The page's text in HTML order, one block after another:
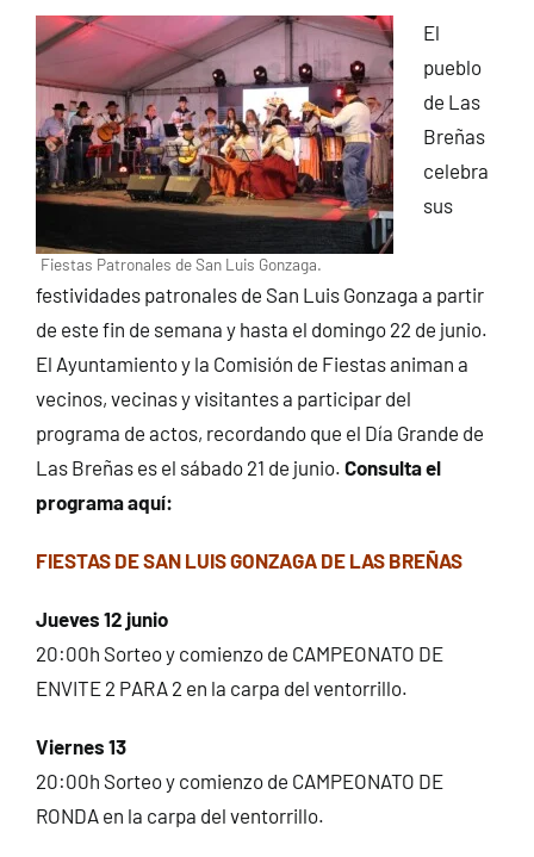
Fiestas Patronales de San Luis Gonzaga.
El
pueblo
de Las
Breñas
celebra
sus
festividades patronales de San Luis Gonzaga a partir
de este fin de semana y hasta el domingo 22 de junio.
El Ayuntamiento y la Comisión de Fiestas animan a
vecinos, vecinas y visitantes a participar del
programa de actos, recordando que el Día Grande de
Las Breñas es el sábado 21 de junio. Consulta el
programa aquí:
FIESTAS DE SAN LUIS GONZAGA DE LAS BREÑAS
Jueves 12 junio
20:00h Sorteo y comienzo de CAMPEONATO DE
ENVITE 2 PARA 2 en la carpa del ventorrillo.
Viernes 13
20:00h Sorteo y comienzo de CAMPEONATO DE
RONDA en la carpa del ventorrillo.